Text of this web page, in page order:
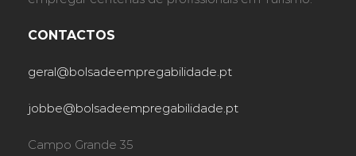
CONTACTOS
geral@bolsadeempregabilidade.pt
jobbe@bolsadeempregabilidade.pt
Campo Grande 35